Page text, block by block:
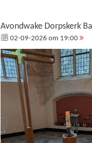
Avondwake Dorpskerk
02-09-2026 om 19:00